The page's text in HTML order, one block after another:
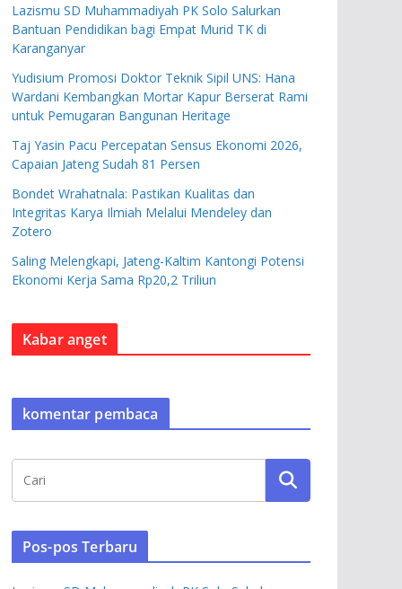
Lazismu SD Muhammadiyah PK Solo Salurkan
Bantuan Pendidikan bagi Empat Murid TK di
Karanganyar
Yudisium Promosi Doktor Teknik Sipil UNS: Hana
Wardani Kembangkan Mortar Kapur Berserat Rami
untuk Pemugaran Bangunan Heritage
Taj Yasin Pacu Percepatan Sensus Ekonomi 2026,
Capaian Jateng Sudah 81 Persen
Bondet Wrahatnala: Pastikan Kualitas dan
Integritas Karya Ilmiah Melalui Mendeley dan
Zotero
Saling Melengkapi, Jateng-Kaltim Kantongi Potensi
Ekonomi Kerja Sama Rp20,2 Triliun
Kabar anget
komentar pembaca
Pos-pos Terbaru